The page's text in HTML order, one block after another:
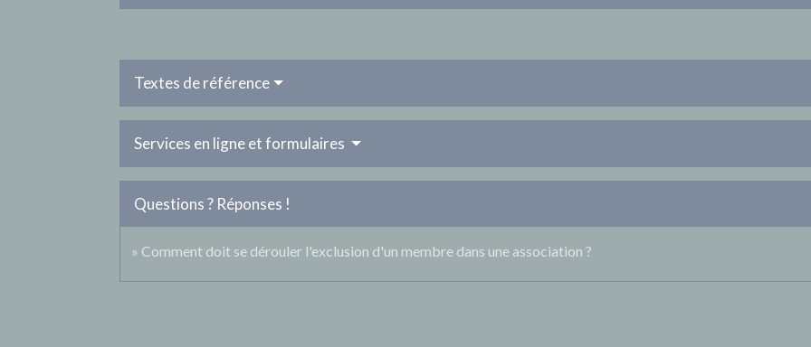
Textes de référence
Services en ligne et formulaires
Questions ? Réponses !
Comment doit se dérouler l'exclusion d'un membre dans une association ?